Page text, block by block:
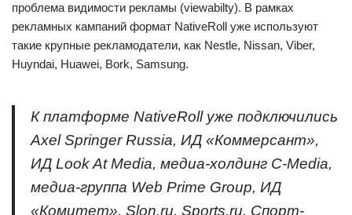
проблема видимости рекламы (viewabilty). В рамках
рекламных кампаний формат NativeRoll уже используют
такие крупные рекламодатели, как Nestle, Nissan, Viber,
Huyndai, Huawei, Bork, Samsung.
К платформе NativeRoll уже подключились
Axel Springer Russia, ИД «Коммерсант»,
ИД Look At Media, медиа-холдинг C-Media,
медиа-группа Web Prime Group, ИД
«Комитет», Slon.ru, Sports.ru, Спорт-